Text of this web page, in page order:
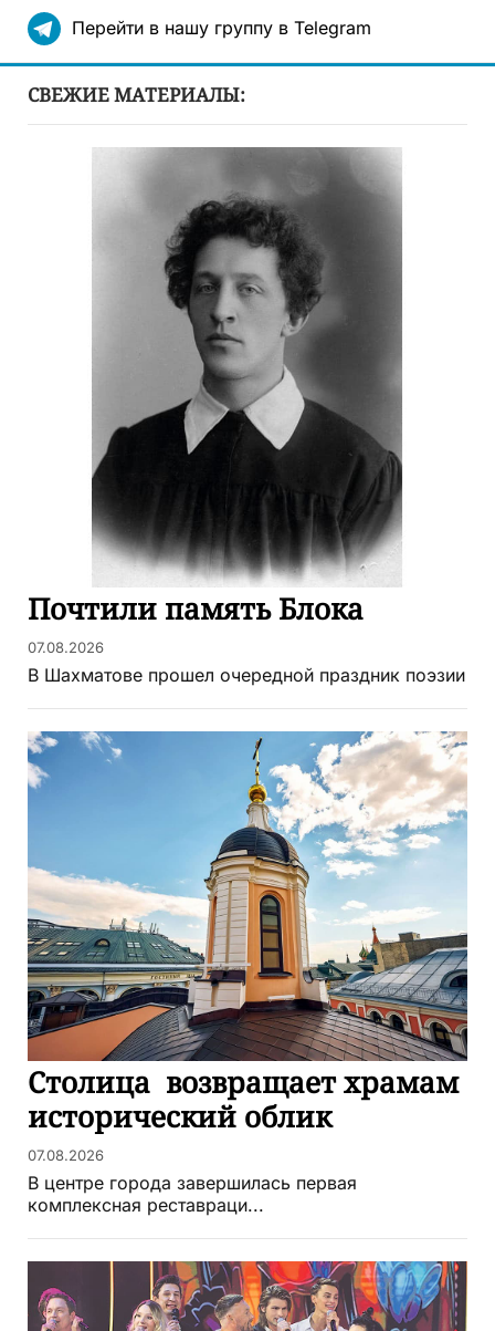
Перейти в нашу группу в Telegram
СВЕЖИЕ МАТЕРИАЛЫ:
Почтили память Блока
07.08.2026
В Шахматове прошел очередной праздник поэзии
Столица возвращает храмам
исторический облик
07.08.2026
В центре города завершилась первая
комплексная реставраци...